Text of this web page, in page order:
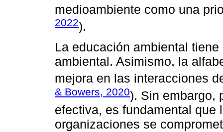
medioambiente como una
2022).
La educación ambiental
ambiental. Asimismo, la
mejora en las interacciones
& Bowers, 2020). Sin embargo,
efectiva, es fundamental
organizaciones se